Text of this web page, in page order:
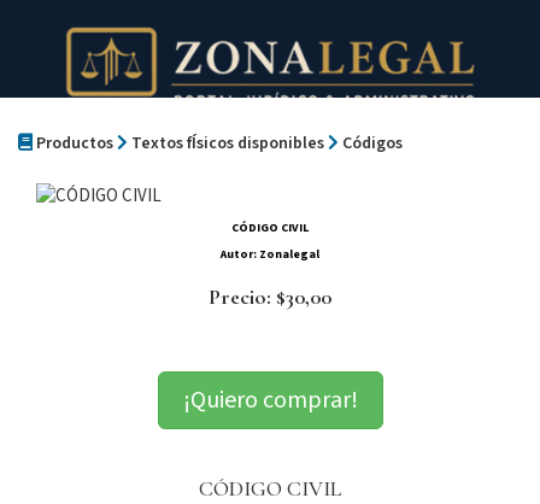
Productos Textos fÍsicos disponibles Códigos
CÓDIGO CIVIL
Autor: Zonalegal
Precio: $30,00
¡Quiero comprar!
CÓDIGO CIVIL